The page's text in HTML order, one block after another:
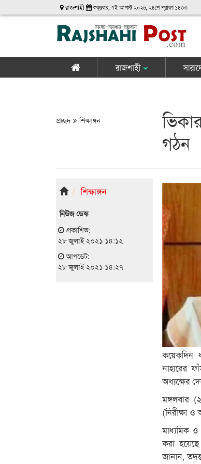
রাজশাহী শুক্রবার, ৭ই আগস্ট ২০২৬, ২৪শে শ্রাবণ ১৪৩৩
রাজশাহী
প্রচ্ছদ শিক্ষাঙ্গন
গঠন
শিক্ষাঙ্গন
নিউজ ডেস্ক
প্রকাশিত:
২৮ জুলাই ২০২১ ১৪:১২
আপডেট:
২৮ জুলাই ২০২১ ১৪:২৭
কয়েকদিন
নাহারের
অধ্যক্ষের
মঙ্গলবার
(নিরীক্ষা
মাধ্যমিক
করা
জানান,